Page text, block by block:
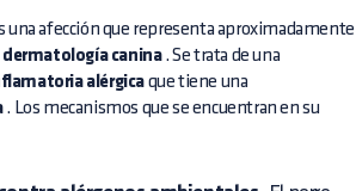
una afección que representa aproximadamente
dermatología canina. Se trata de una
alérgica que tiene una
. Los mecanismos que se encuentran en su